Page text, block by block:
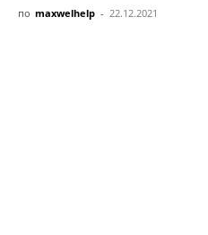
по maxwelhelp - 22.12.2021